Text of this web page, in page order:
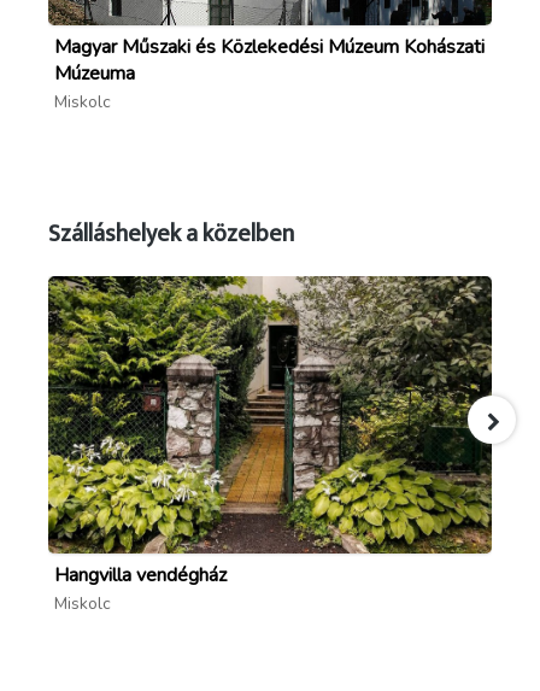
Magyar Műszaki és Közlekedési Múzeum Kohászati
Múzeuma
Miskolc
Szálláshelyek a közelben
Hangvilla vendégház
Miskolc